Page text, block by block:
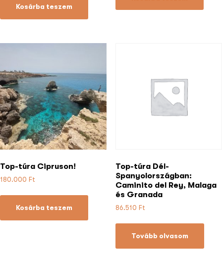
Kosárba teszem
Top-túra Cipruson!
180.000 Ft
Kosárba teszem
Top-túra Dél-
Spanyolországban:
Caminito del Rey, Malaga
és Granada
86.510 Ft
Tovább olvasom